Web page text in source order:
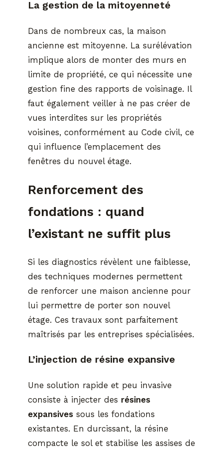
La gestion de la mitoyenneté
Dans de nombreux cas, la maison
ancienne est mitoyenne. La surélévation
implique alors de monter des murs en
limite de propriété, ce qui nécessite une
gestion fine des rapports de voisinage. Il
faut également veiller à ne pas créer de
vues interdites sur les propriétés
voisines, conformément au Code civil, ce
qui influence l’emplacement des
fenêtres du nouvel étage.
Renforcement des
fondations : quand
l’existant ne suffit plus
Si les diagnostics révèlent une faiblesse,
des techniques modernes permettent
de renforcer une maison ancienne pour
lui permettre de porter son nouvel
étage. Ces travaux sont parfaitement
maîtrisés par les entreprises spécialisées.
L’injection de résine expansive
Une solution rapide et peu invasive
consiste à injecter des résines
expansives sous les fondations
existantes. En durcissant, la résine
compacte le sol et stabilise les assises de